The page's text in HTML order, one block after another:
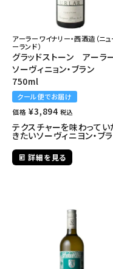
アーラーワイナリー・西酒造（ニ
ーランド）
グラッドストーン アーラ
ソーヴィニョン・ブラン
750ml
クール便でお届け
価格 ¥3,894 税込
テクスチャーを味わってい
きたいソーヴィニヨン・ブ
詳細を見る